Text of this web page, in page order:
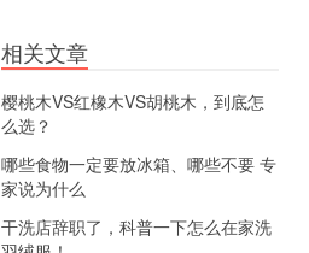
相关文章
樱桃木VS红橡木VS胡桃木，到底怎
么选？
哪些食物一定要放冰箱、哪些不要 专
家说为什么
干洗店辞职了，科普一下怎么在家洗